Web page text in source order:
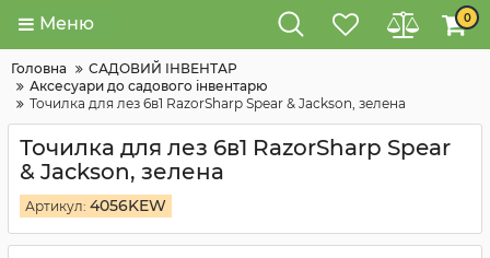
Меню 0
Головна
САДОВИЙ ІНВЕНТАР
Аксесуари до садового інвентарю
Точилка для лез 6в1 RazorSharp Spear & Jackson, зелена
Точилка для лез 6в1 RazorSharp Spear
& Jackson, зелена
Артикул: 4056KEW